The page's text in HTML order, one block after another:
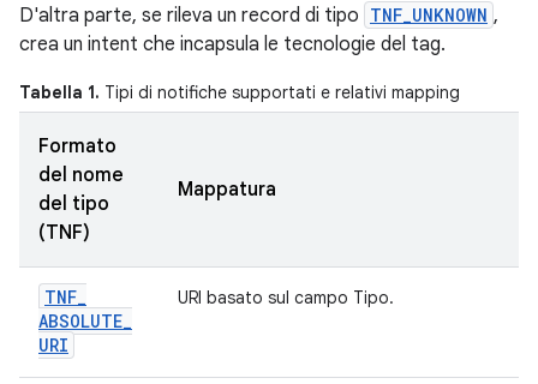
D'altra parte, se rileva un record di tipo TNF_UNKNOWN ,
crea un intent che incapsula le tecnologie del tag.
Tabella 1. Tipi di notifiche supportati e relativi mapping
Formato
del nome
del tipo
(TNF)
Mappatura
TNF_
ABSOLUTE_
URI
URI basato sul campo Tipo.